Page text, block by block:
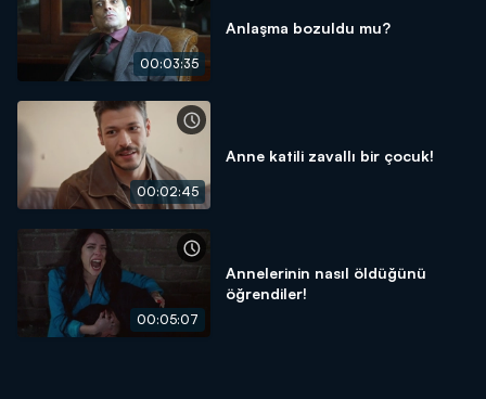
00:03:35
Anlaşma bozuldu mu?
00:02:45
Anne katili zavallı bir çocuk!
00:05:07
Annelerinin nasıl öldüğünü
öğrendiler!